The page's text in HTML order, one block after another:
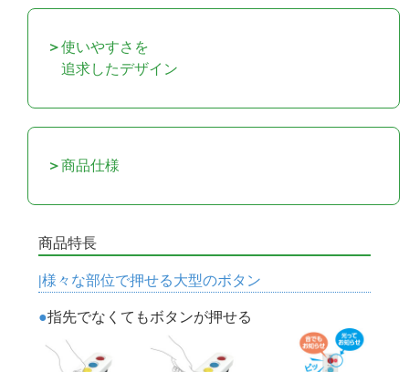
使いやすさを
追求したデザイン
商品仕様
商品特長
様々な部位で押せる大型のボタン
指先でなくてもボタンが押せる